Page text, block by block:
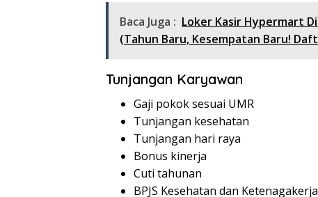
Baca Juga : Loker Kasir Hypermart
(Tahun Baru, Kesempatan Baru!
Tunjangan Karyawan
Gaji pokok sesuai UMR
Tunjangan kesehatan
Tunjangan hari raya
Bonus kinerja
Cuti tahunan
BPJS Kesehatan dan